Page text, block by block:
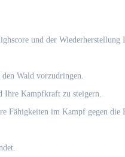
und der Wiederherstellung
Wald vorzudringen.
Ihre Kampfkraft zu steigern.
Fähigkeiten im Kampf gegen die